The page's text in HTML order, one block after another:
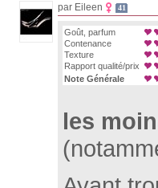
par Eileen 41
Goût, parfum
Contenance
Texture
Rapport qualité/prix
Note Générale
les